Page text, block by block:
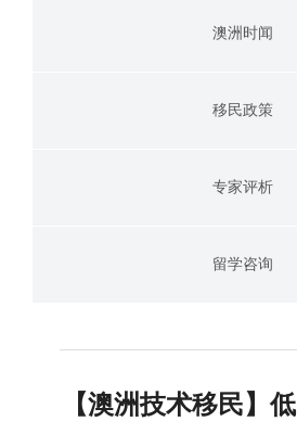
澳洲时闻
移民政策
专家评析
留学咨询
【澳洲技术移民】